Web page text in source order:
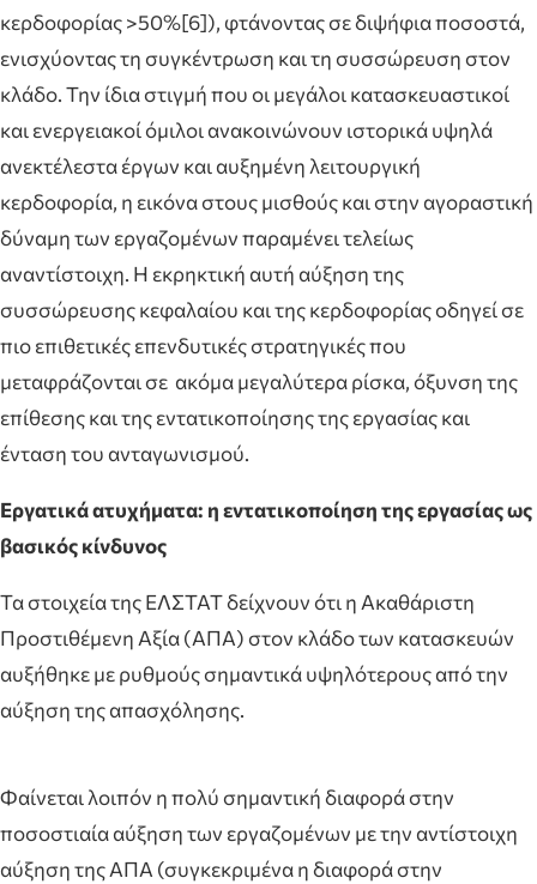
κερδοφορίας >50%[6]), φτάνοντας σε διψήφια ποσοστά,
ενισχύοντας τη συγκέντρωση και τη συσσώρευση στον
κλάδο. Την ίδια στιγμή που οι μεγάλοι κατασκευαστικοί
και ενεργειακοί όμιλοι ανακοινώνουν ιστορικά υψηλά
ανεκτέλεστα έργων και αυξημένη λειτουργική
κερδοφορία, η εικόνα στους μισθούς και στην αγοραστική
δύναμη των εργαζομένων παραμένει τελείως
αναντίστοιχη. Η εκρηκτική αυτή αύξηση της
συσσώρευσης κεφαλαίου και της κερδοφορίας οδηγεί σε
πιο επιθετικές επενδυτικές στρατηγικές που
μεταφράζονται σε ακόμα μεγαλύτερα ρίσκα, όξυνση της
επίθεσης και της εντατικοποίησης της εργασίας και
ένταση του ανταγωνισμού.
Εργατικά ατυχήματα: η εντατικοποίηση της εργασίας ως
βασικός κίνδυνος
Τα στοιχεία της ΕΛΣΤΑΤ δείχνουν ότι η Ακαθάριστη
Προστιθέμενη Αξία (ΑΠΑ) στον κλάδο των κατασκευών
αυξήθηκε με ρυθμούς σημαντικά υψηλότερους από την
αύξηση της απασχόλησης.
Φαίνεται λοιπόν η πολύ σημαντική διαφορά στην
ποσοστιαία αύξηση των εργαζομένων με την αντίστοιχη
αύξηση της ΑΠΑ (συγκεκριμένα η διαφορά στην